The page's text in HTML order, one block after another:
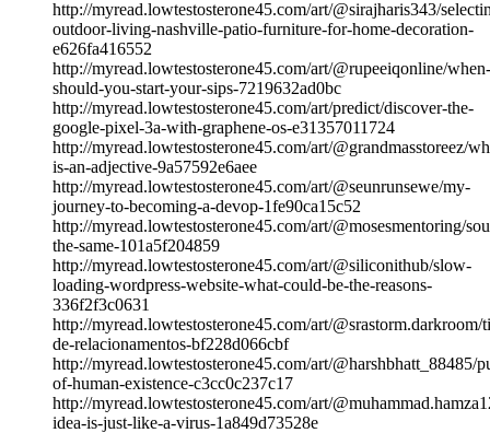
http://myread.lowtestosterone45.com/art/@sirajharis343/
outdoor-living-nashville-patio-furniture-for-home-decoration-
e626fa416552
http://myread.lowtestosterone45.com/art/@rupeeiqonline/when-
should-you-start-your-sips-7219632ad0bc
http://myread.lowtestosterone45.com/art/predict/discover-the-
google-pixel-3a-with-graphene-os-e31357011724
http://myread.lowtestosterone45.com/art/@grandmasstoreez/
is-an-adjective-9a57592e6aee
http://myread.lowtestosterone45.com/art/@seunrunsewe/my-
journey-to-becoming-a-devop-1fe90ca15c52
http://myread.lowtestosterone45.com/art/@mosesmentoring/
the-same-101a5f204859
http://myread.lowtestosterone45.com/art/@siliconithub/slow-
loading-wordpress-website-what-could-be-the-reasons-
336f2f3c0631
http://myread.lowtestosterone45.com/art/@srastorm.darkroom/
de-relacionamentos-bf228d066cbf
http://myread.lowtestosterone45.com/art/@harshbhatt_88485/
of-human-existence-c3cc0c237c17
http://myread.lowtestosterone45.com/art/
idea-is-just-like-a-virus-1a849d73528e